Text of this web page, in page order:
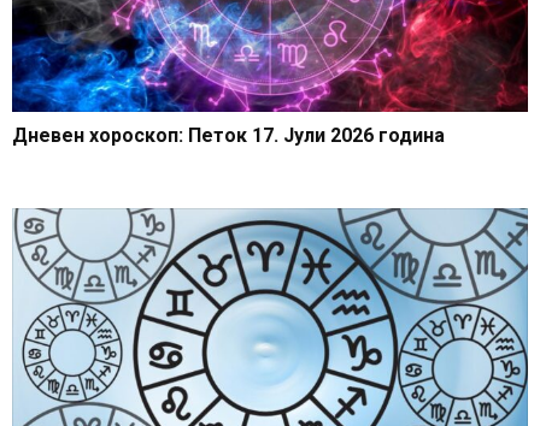
Дневен хороскоп: Петок 17. Јули 2026 година